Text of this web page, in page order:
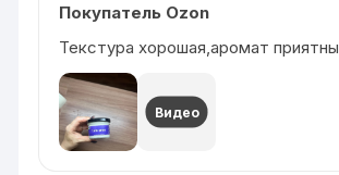
Покупатель Ozon
Текстура хорошая,аромат
Видео